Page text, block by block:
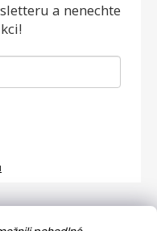
a nenechte